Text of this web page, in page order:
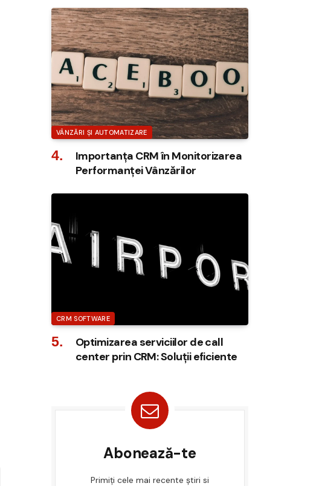
VÂNZĂRI ȘI AUTOMATIZARE
Importanța CRM în Monitorizarea
Performanței Vânzărilor
CRM SOFTWARE
Optimizarea serviciilor de call
center prin CRM: Soluții eficiente
Abonează-te
Primiți cele mai recente știri si